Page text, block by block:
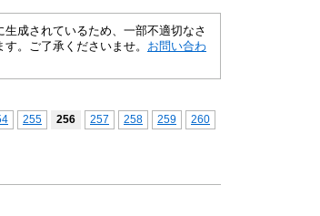
成されているため、一部不適切なさ
。ご了承くださいませ。 お問い合わ
255 256 257 258 259
260